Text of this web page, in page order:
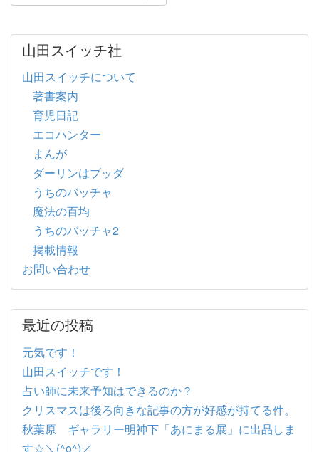
山田スイッチ社
山田スイッチについて
著書案内
育児日記
エコハンター
まんが
ダーリンはブッダ
うちのバッチャ
魔法の百均
うちのバッチャ2
掲載情報
お問い合わせ
最近の投稿
元気です！
山田スイッチです！
占い師に未来予知はできるのか？
クリスマスは後ろ向きな記事の方が好感が持てる件。
秋葉原 ギャラリー明神下「あにまる展」に出品しま
す☆＼(^o^)／